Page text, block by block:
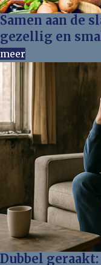
Samen aan de
gezellig en
meer
Dubbel